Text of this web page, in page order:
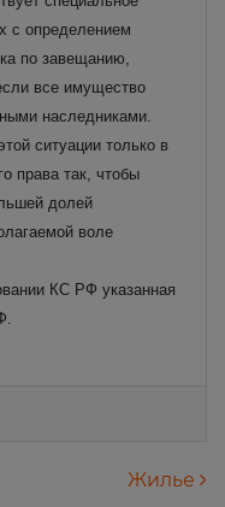
с определением
по завещанию,
все имущество
наследниками.
ситуации только в
права так, чтобы
долей
воле
КС РФ указанная
Жилье